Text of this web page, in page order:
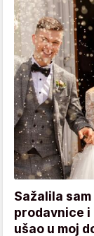
Sažalila
prodavnice i
ušao u moj